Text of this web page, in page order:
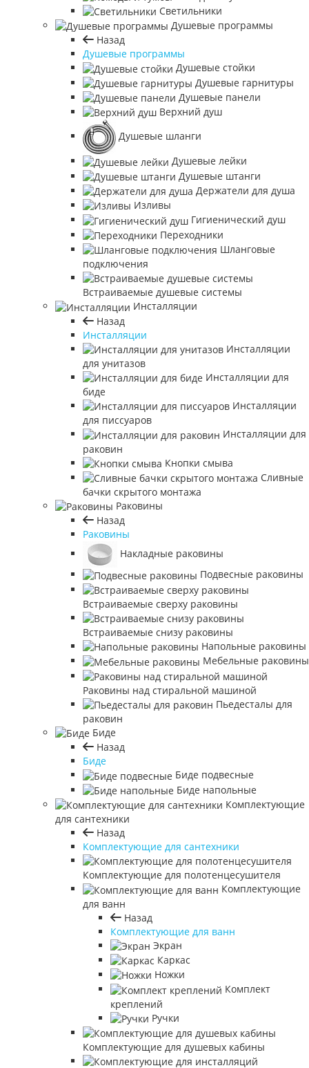
Светильники
Душевые программы
Назад
Душевые программы
Душевые стойки
Душевые гарнитуры
Душевые панели
Верхний душ
Душевые шланги
Душевые лейки
Душевые штанги
Держатели для душа
Изливы
Гигиенический душ
Переходники
Шланговые
подключения
Встраиваемые душевые системы
Инсталляции
Назад
Инсталляции
Инсталляции
для унитазов
Инсталляции для
биде
Инсталляции
для писсуаров
Инсталляции для
раковин
Кнопки смыва
Сливные
бачки скрытого монтажа
Раковины
Назад
Раковины
Накладные раковины
Подвесные раковины
Встраиваемые сверху раковины
Встраиваемые снизу раковины
Напольные раковины
Мебельные раковины
Раковины над стиральной машиной
Пьедесталы для
раковин
Биде
Назад
Биде
Биде подвесные
Биде напольные
Комплектующие
для сантехники
Назад
Комплектующие для сантехники
Комплектующие для полотенцесушителя
Комплектующие
для ванн
Назад
Комплектующие для ванн
Экран
Каркас
Ножки
Комплект
креплений
Ручки
Комплектующие для душевых кабины